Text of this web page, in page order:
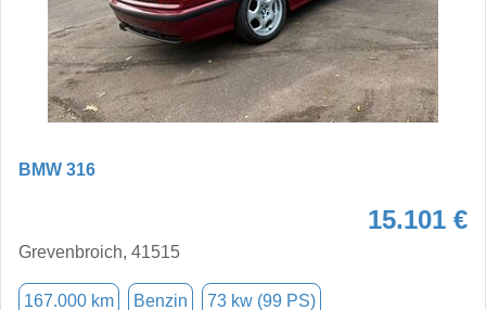
BMW 316
15.101 €
Grevenbroich, 41515
167.000 km Benzin 73 kw (99 PS)